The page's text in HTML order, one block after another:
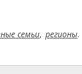
семьи, регионы.